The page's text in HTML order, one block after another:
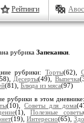
Рейтинги
рубрика Запеканки
рубрики: Торты(62),
Десерты(49), Выпечка
(81), Блюда из мяса(97)
рубрики в этом
(10),Советы для дома
(1),Полезные советы
(19), Интересно(65),